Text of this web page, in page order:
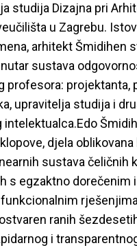
studija Dizajna pri
u Zagrebu.
arhitekt Šmidihen
sustava
profesora: projektanta,
upravitelja studija i
intelektualca.Edo
djela
sustava čeličnih
s egzaktno dorečenim
ranih
i